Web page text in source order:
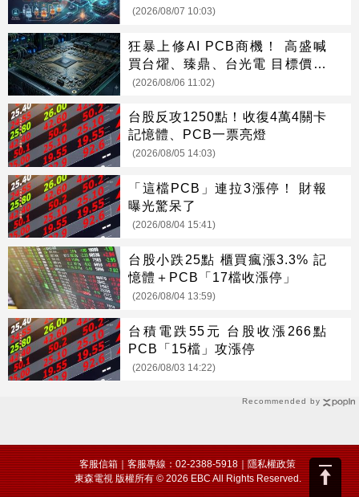
Recommended by
(2026/08/07 10:03)
狂暴上修AI PCB商機！ 高盛喊
買台燿、臻鼎、台光電 目標價曝
光
(2026/08/06 11:02)
台股反攻1250點！收復4萬4關卡
記憶體、PCB一票亮燈
(2026/08/05 14:03)
「這檔PCB」連拉3漲停！ 財報
曝光驚呆了
(2026/08/04 15:41)
台股小跌25點 櫃買瘋漲3.3% 記
憶體＋PCB「17檔收漲停」
(2026/08/04 13:59)
台積電跌55元 台股收漲266點
PCB「15檔」攻漲停
(2026/08/03 14:22)
客服信箱｜客服專線：02-2388-5918｜隱私權政策
東森電視 版權所有 © 2026 EBC All Rights Reserved.